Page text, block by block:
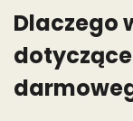
Dlaczego